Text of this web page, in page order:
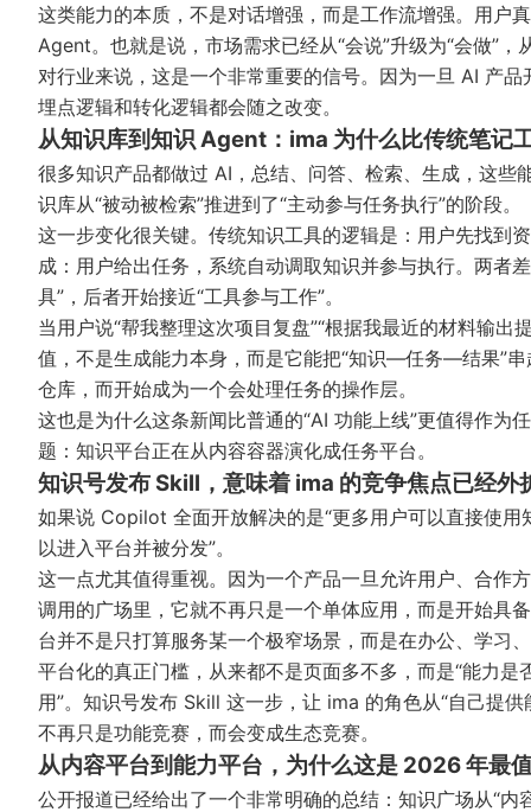
这类能力的本质，不是对话增强，而是工作流增强。用户
Agent。也就是说，市场需求已经从“会说”升级为“会做”，
对行业来说，这是一个非常重要的信号。因为一旦 AI 产
埋点逻辑和转化逻辑都会随之改变。
从知识库到知识 Agent：ima 为什么比传统笔记
很多知识产品都做过 AI，总结、问答、检索、生成，这
识库从“被动被检索”推进到了“主动参与任务执行”的阶段。
这一步变化很关键。传统知识工具的逻辑是：用户先找
成：用户给出任务，系统自动调取知识并参与执行。两者
具”，后者开始接近“工具参与工作”。
当用户说“帮我整理这次项目复盘”“根据我最近的材料输
值，不是生成能力本身，而是它能把“知识—任务—结果”
仓库，而开始成为一个会处理任务的操作层。
这也是为什么这条新闻比普通的“AI 功能上线”更值得作为
题：知识平台正在从内容容器演化成任务平台。
知识号发布 Skill，意味着 ima 的竞争焦点已经外
如果说 Copilot 全面开放解决的是“更多用户可以直接使
以进入平台并被分发”。
这一点尤其值得重视。因为一个产品一旦允许用户、合作
调用的广场里，它就不再只是一个单体应用，而是开始具
台并不是只打算服务某一个极窄场景，而是在办公、学习
平台化的真正门槛，从来都不是页面多不多，而是“能力
用”。知识号发布 Skill 这一步，让 ima 的角色从“自己提
不再只是功能竞赛，而会变成生态竞赛。
从内容平台到能力平台，为什么这是 2026 年最
公开报道已经给出了一个非常明确的总结：知识广场从“